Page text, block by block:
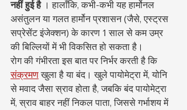
नहीं हुई है । हालाँकि, कभी-कभी यह हार्मोनल
असंतुलन या गलत हार्मोन प्रशासन (जैसे, एस्ट्रस
सप्रेसेंट इंजेक्शन) के कारण 1 साल से कम उम्र
की बिल्लियों में भी विकसित हो सकता है।
रोग की गंभीरता इस बात पर निर्भर करती है कि
संक्रमण खुला है या बंद। खुले पायोमेट्रा में, योनि
से मवाद जैसा स्राव होता है, जबकि बंद पायोमेट्रा
में, स्राव बाहर नहीं निकल पाता, जिससे गर्भाशय में